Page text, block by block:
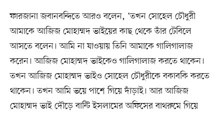
ফারজানা জবানবন্দিতে আরও বলেন, ‘তখন সোহেল চৌধুরী
আমাকে আজিজ মোহাম্মদ ভাইয়ের কাছ থেকে তাঁর টেবিলে
আসতে বলেন। আমি না যাওয়ায় তিনি আমাকে গালিগালাজ
করেন। আজিজ মোহাম্মদ ভাইকেও গালিগালাজ করতে থাকেন।
তখন আজিজ মোহাম্মদ ভাইও সোহেল চৌধুরীকে বকাবকি করতে
থাকেন। তখন আমি ভয়ে পাশে গিয়ে দাঁড়াই। আর আজিজ
মোহাম্মদ ভাই দৌড়ে বান্টি ইসলামের অফিসের বাথরুমে গিয়ে